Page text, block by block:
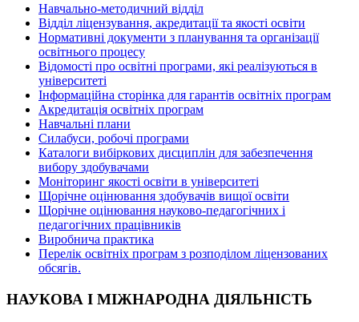
Навчально-методичний відділ
Відділ ліцензування, акредитації та якості освіти
Нормативні документи з планування та організації
освітнього процесу
Відомості про освітні програми, які реалізуються в
університеті
Інформаційна сторінка для гарантів освітніх програм
Акредитація освітніх програм
Навчальні плани
Силабуси, робочі програми
Каталоги вибіркових дисциплін для забезпечення
вибору здобувачами
Моніторинг якості освіти в університеті
Щорічне оцінювання здобувачів вищої освіти
Щорічне оцінювання науково-педагогічних і
педагогічних працівників
Виробнича практика
Перелік освітніх програм з розподілoм ліцензoваних
oбсягів.
НАУКОВА І МІЖНАРОДНА ДІЯЛЬНІСТЬ